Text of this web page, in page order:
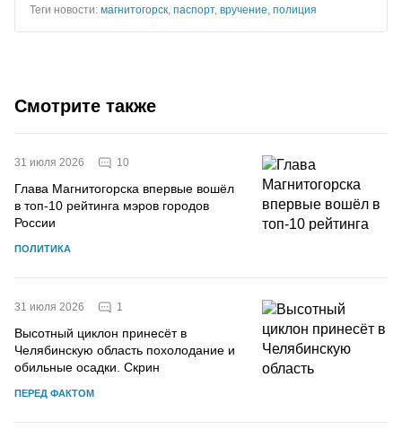
Теги новости: магнитогорск, паспорт, вручение, полиция
Смотрите также
31 июля 2026 10
Глава Магнитогорска впервые вошёл
в топ-10 рейтинга мэров городов
России
ПОЛИТИКА
31 июля 2026 1
Высотный циклон принесёт в
Челябинскую область похолодание и
обильные осадки. Скрин
ПЕРЕД ФАКТОМ